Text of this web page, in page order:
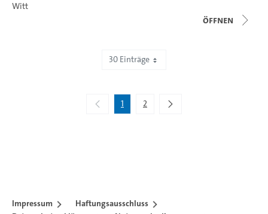
Witt
Öffnen
30 Einträge
1 2
Impressum
Haftungsausschluss